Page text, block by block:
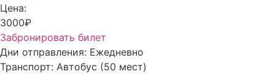
Цена:
3000₽
Забронировать билет
Дни отправления: Ежедневно
Транспорт: Автобус (50 мест)